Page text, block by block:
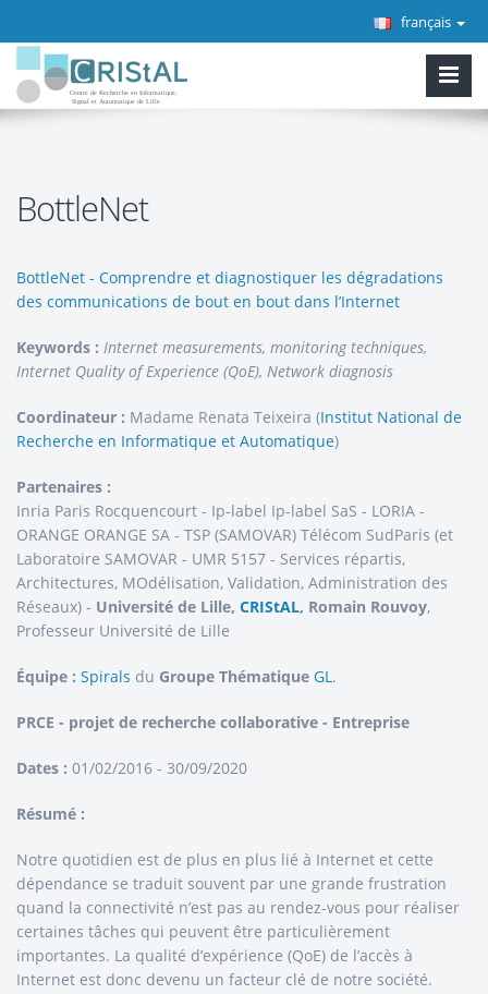
français
BottleNet
BottleNet - Comprendre et diagnostiquer les dégradations
des communications de bout en bout dans l’Internet
Keywords : Internet measurements, monitoring techniques,
Internet Quality of Experience (QoE), Network diagnosis
Coordinateur : Madame Renata Teixeira (Institut National de
Recherche en Informatique et Automatique)
Partenaires :
Inria Paris Rocquencourt - Ip-label Ip-label SaS - LORIA -
ORANGE ORANGE SA - TSP (SAMOVAR) Télécom SudParis (et
Laboratoire SAMOVAR - UMR 5157 - Services répartis,
Architectures, MOdélisation, Validation, Administration des
Réseaux) - Université de Lille, CRIStAL, Romain Rouvoy,
Professeur Université de Lille
Équipe : Spirals du Groupe Thématique GL.
PRCE - projet de recherche collaborative - Entreprise
Dates : 01/02/2016 - 30/09/2020
Résumé :
Notre quotidien est de plus en plus lié à Internet et cette
dépendance se traduit souvent par une grande frustration
quand la connectivité n’est pas au rendez-vous pour réaliser
certaines tâches qui peuvent être particulièrement
importantes. La qualité d’expérience (QoE) de l’accès à
Internet est donc devenu un facteur clé de notre société.